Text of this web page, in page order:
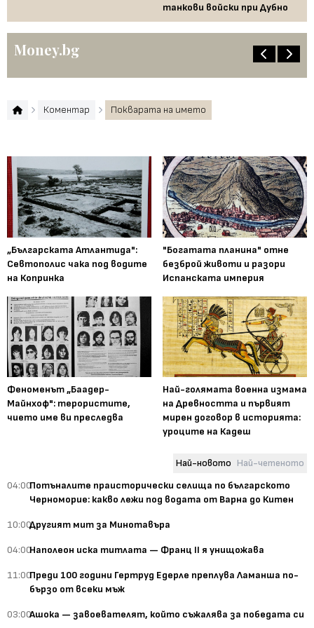
танкови войски при Дубно
Money.bg
Коментар Покварата на името
„Българската Атлантида":
Севтополис чака под водите
на Копринка
"Богатата планина" отне
безброй животи и разори
Испанската империя
Феноменът „Баадер-
Майнхоф": терористите,
чието име ви преследва
Най-голямата военна измама
на Древността и първият
мирен договор в историята:
уроците на Кадеш
Най-новото Най-четеното
04:00Потъналите праисторически селища по българското
Черноморие: какво лежи под водата от Варна до Китен
10:00Другият мит за Минотавъра
04:00Наполеон иска титлата — Франц II я унищожава
11:00Преди 100 години Гертруд Едерле преплува Ламанша по-
бързо от всеки мъж
03:00Ашока — завоевателят, който съжалява за победата си